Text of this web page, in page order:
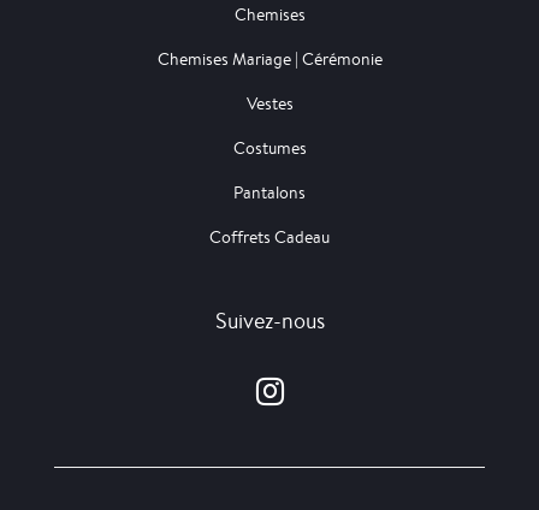
Chemises
Chemises Mariage | Cérémonie
Vestes
Costumes
Pantalons
Coffrets Cadeau
Suivez-nous